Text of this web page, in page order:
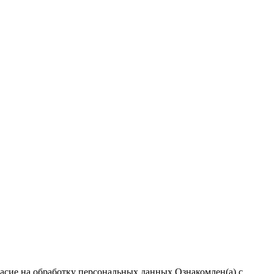
на обработку персональных данных Ознакомлен(а) с